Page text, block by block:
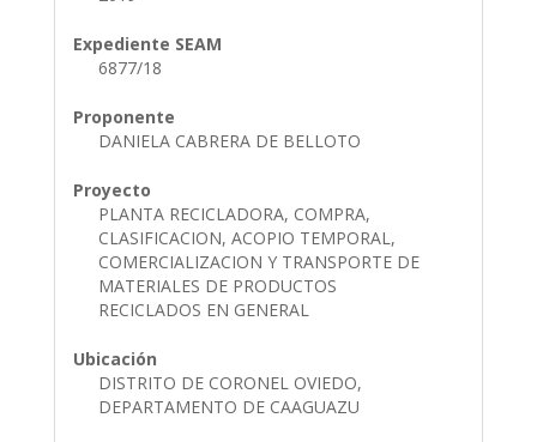
Expediente SEAM
6877/18
Proponente
DANIELA CABRERA DE BELLOTO
Proyecto
PLANTA RECICLADORA, COMPRA,
CLASIFICACION, ACOPIO TEMPORAL,
COMERCIALIZACION Y TRANSPORTE DE
MATERIALES DE PRODUCTOS
RECICLADOS EN GENERAL
Ubicación
DISTRITO DE CORONEL OVIEDO,
DEPARTAMENTO DE CAAGUAZU